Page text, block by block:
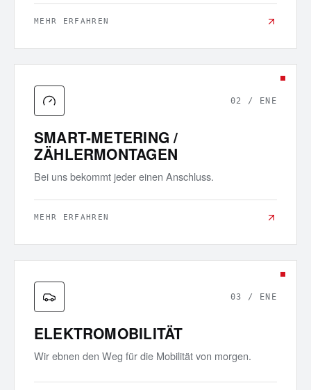
MEHR ERFAHREN
02 / ENE
SMART-METERING /
ZÄHLERMONTAGEN
Bei uns bekommt jeder einen Anschluss.
MEHR ERFAHREN
03 / ENE
ELEKTROMOBILITÄT
Wir ebnen den Weg für die Mobilität von morgen.